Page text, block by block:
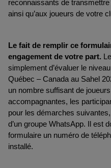
reconnaissants de
ainsi qu’aux joueurs de votre
Le fait de remplir ce
engagement de votre part.
simplement d’évaluer le
Québec – Canada au Sahel
un nombre suffisant de
accompagnantes, les
pour les démarches
d’un groupe WhatsApp. Il est
formulaire un numéro de
installé.